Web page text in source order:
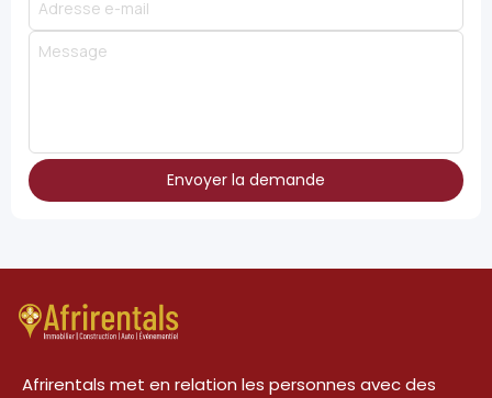
Envoyer la demande
Afrirentals met en relation les personnes avec des